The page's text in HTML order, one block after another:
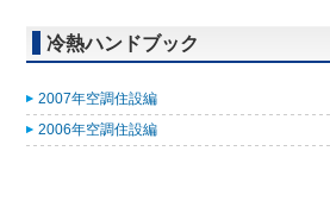
冷熱ハンドブック
2007年空調住設編
2006年空調住設編